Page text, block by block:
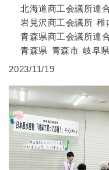
北海道商工会議所連
岩見沢商工会議所 稚
青森県商工会議所連
青森県 青森市 岐阜県
2023/11/19